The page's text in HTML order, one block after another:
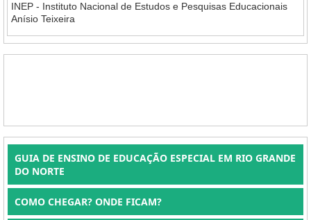
INEP - Instituto Nacional de Estudos e Pesquisas Educacionais
Anísio Teixeira
GUIA DE ENSINO DE EDUCAÇÃO ESPECIAL EM RIO GRANDE
DO NORTE
COMO CHEGAR? ONDE FICAM?